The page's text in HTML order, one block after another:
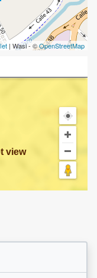
| Wasi - ©OpenStreetMap
view